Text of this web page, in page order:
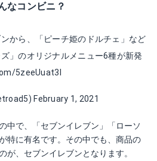
なコンビニ？
から、「ピーチ姫のドルチェ」など
」のオリジナルメニュー6種が新発
5zeeUuat3I
February 1, 2021
中で、「セブンイレブン」「ローソ
特に有名です。その中でも、商品の
が、セブンイレブンとなります。